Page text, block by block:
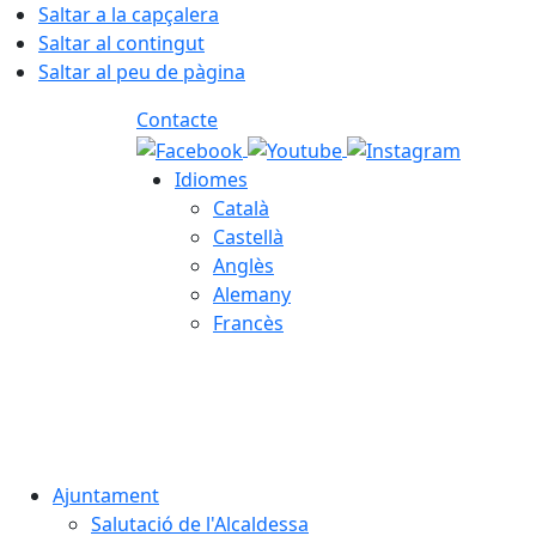
Saltar a la capçalera
Saltar al contingut
Saltar al peu de pàgina
Contacte
Idiomes
Català
Castellà
Anglès
Alemany
Francès
Ajuntament
Salutació de l'Alcaldessa